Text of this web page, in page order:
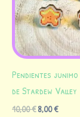
Pendientes
de Stardew Valley
10,00€ 8,00€